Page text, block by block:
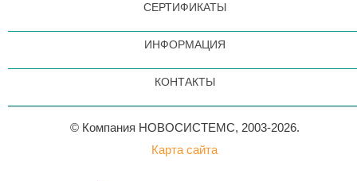
СЕРТИФИКАТЫ
ИНФОРМАЦИЯ
КОНТАКТЫ
© Компания НОВОСИСТЕМС, 2003-2026.
Карта сайта